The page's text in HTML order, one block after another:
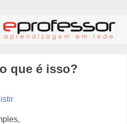
que é isso?